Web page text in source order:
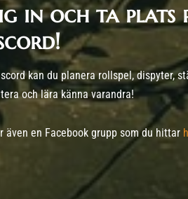
in och ta plats
kan du planera rollspel, dispyter,
och lära känna varandra!
även en Facebook grupp som du hittar